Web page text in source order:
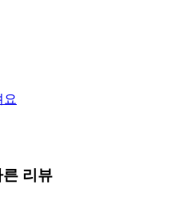
요
리뷰